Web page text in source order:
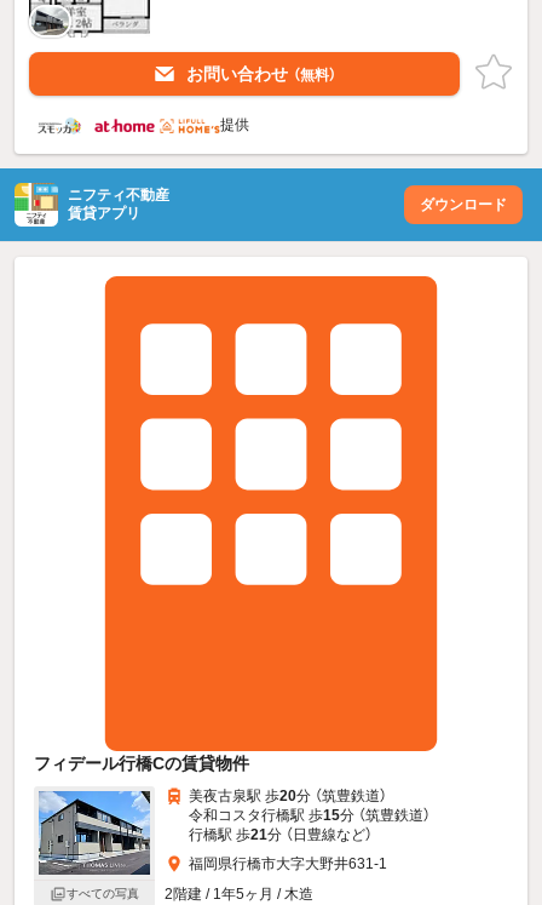
お問い合わせ （無料）
提供
ニフティ不動産
賃貸アプリ
ダウンロード
フィデール行橋Cの賃貸物件
すべての写真
美夜古泉駅 歩20分 （筑豊鉄道）
令和コスタ行橋駅 歩15分 （筑豊鉄道）
行橋駅 歩21分 （日豊線など）
福岡県行橋市大字大野井631-1
2階建 / 1年5ヶ月 / 木造